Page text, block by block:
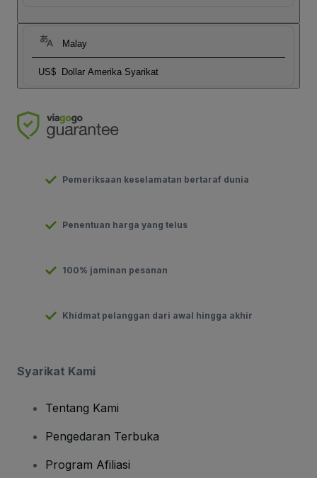
Malay
US$ Dollar Amerika Syarikat
Pemeriksaan keselamatan bertaraf dunia
Penentuan harga yang telus
100% jaminan pesanan
Khidmat pelanggan dari awal hingga akhir
Syarikat Kami
Tentang Kami
Pengedaran Terbuka
Program Afiliasi